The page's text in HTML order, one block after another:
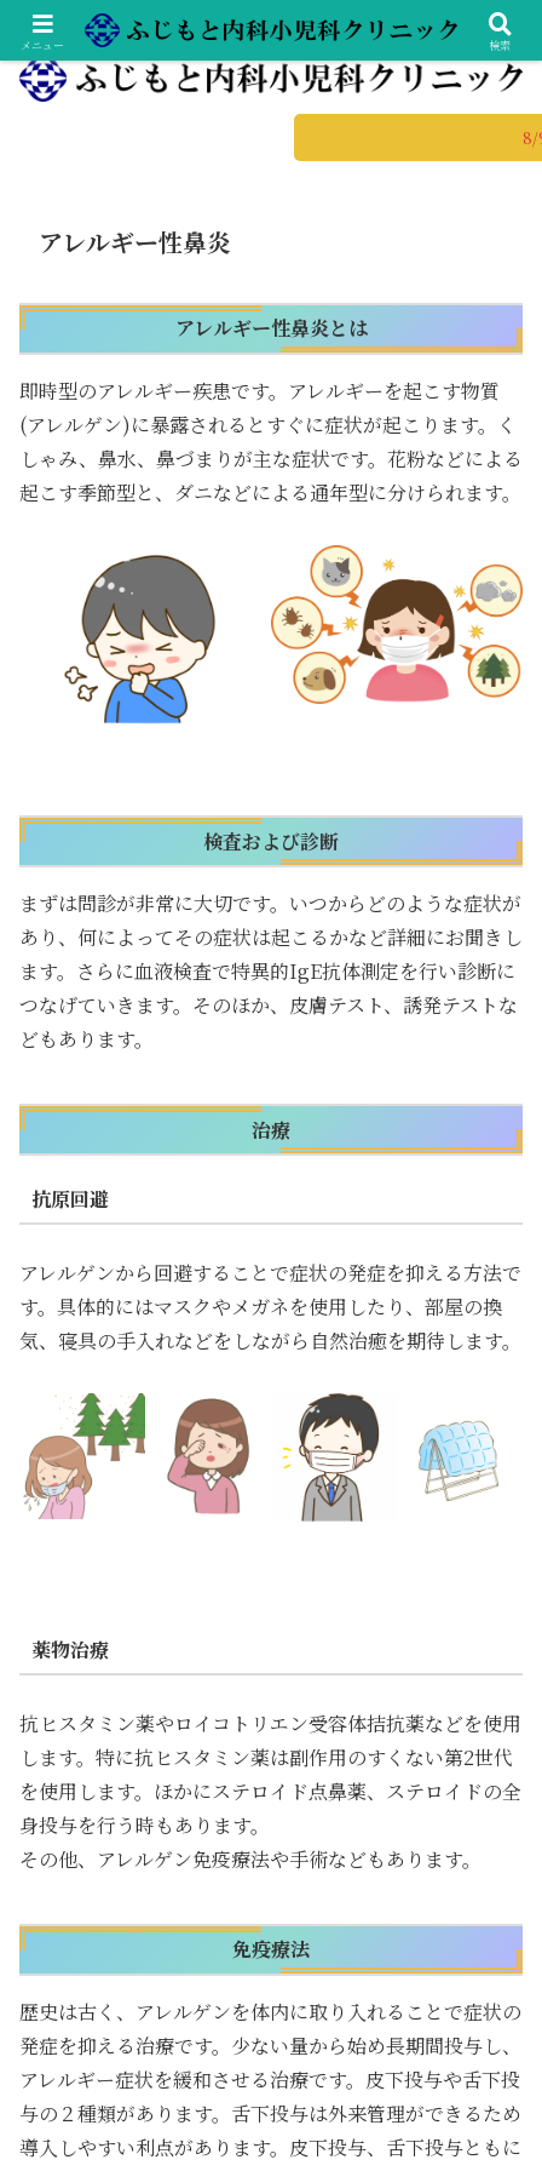
土日診療の総合内科専門医・小児科専門医
アレルギー性鼻炎
アレルギー性鼻炎とは
即時型のアレルギー疾患です。アレルギーを起こす物質
(アレルゲン)に暴露されるとすぐに症状が起こります。く
しゃみ、鼻水、鼻づまりが主な症状です。花粉などによる
起こす季節型と、ダニなどによる通年型に分けられます。
検査および診断
まずは問診が非常に大切です。いつからどのような症状が
あり、何によってその症状は起こるかなど詳細にお聞きし
ます。さらに血液検査で特異的IgE抗体測定を行い診断に
つなげていきます。そのほか、皮膚テスト、誘発テストな
どもあります。
治療
抗原回避
アレルゲンから回避することで症状の発症を抑える方法で
す。具体的にはマスクやメガネを使用したり、部屋の換
気、寝具の手入れなどをしながら自然治癒を期待します。
薬物治療
抗ヒスタミン薬やロイコトリエン受容体拮抗薬などを使用
します。特に抗ヒスタミン薬は副作用のすくない第2世代
を使用します。ほかにステロイド点鼻薬、ステロイドの全
身投与を行う時もあります。
その他、アレルゲン免疫療法や手術などもあります。
免疫療法
歴史は古く、アレルゲンを体内に取り入れることで症状の
発症を抑える治療です。少ない量から始め長期間投与し、
アレルギー症状を緩和させる治療です。皮下投与や舌下投
与の２種類があります。舌下投与は外来管理ができるため
導入しやすい利点があります。皮下投与、舌下投与ともに
メニュー 検索